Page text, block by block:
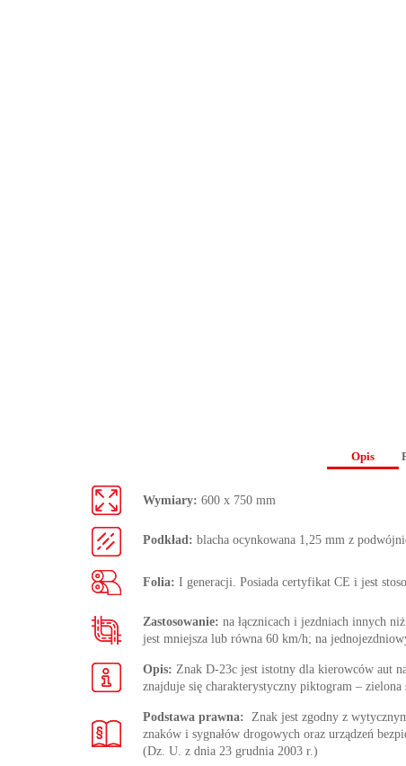
Opis
Wymiary: 600 x 750 mm
Podkład: blacha ocynkowana 1,25 mm z
Folia: I generacji. Posiada certyfikat CE i jest
Zastosowanie: na łącznicach i jezdniach innych
jest mniejsza lub równa 60 km/h; na
Opis: Znak D-23c jest istotny dla kierowców aut
znajduje się charakterystyczny piktogram –
Podstawa prawna: Znak jest zgodny z
znaków i sygnałów drogowych oraz urządzeń
(Dz. U. z dnia 23 grudnia 2003 r.)